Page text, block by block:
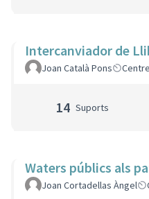
Intercanviador de
Joan Català Pons Centre
14 Suports
Waters públics als
Joan Cortadellas Àngel